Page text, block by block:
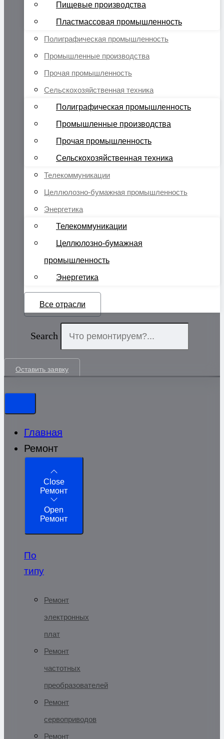
Пищевые производства
Пластмассовая промышленность
Полиграфическая промышленность
Промышленные производства
Прочая промышленность
Сельскохозяйственная техника
Полиграфическая промышленность
Промышленные производства
Прочая промышленность
Сельскохозяйственная техника
Телекоммуникации
Целлюлозно-бумажная промышленность
Энергетика
Телекоммуникации
Целлюлозно-бумажная
промышленность
Энергетика
Все отрасли
Search
Оставить заявку
Главная
Ремонт
Close
Ремонт
Open
Ремонт
По
типу
Ремонт
электронных
плат
Ремонт
частотных
преобразователей
Ремонт
сервоприводов
Ремонт